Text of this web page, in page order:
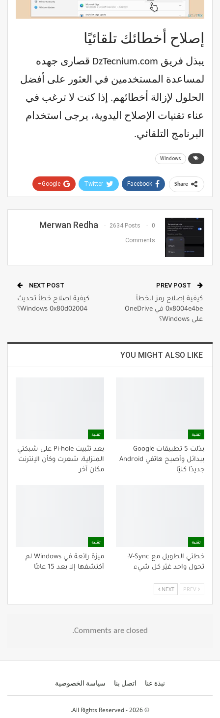
إصلاح أخطائك تلقائيًا
يبذل فريق DzTecnium.com قصارى جهده
لمساعدة المستخدمين في العثور على أفضل
الحلول لإزالة أخطائهم. إذا كنت لا ترغب في
عناء تقنيات الإصلاح اليدوية، يرجى استخدام
البرنامج التلقائي.
Windows
Share
Facebook
Twitter
Google+
Email
Merwan Redha 2634 Posts 0
Comments
كيفية إصلاح رمز الخطأ
0x8004e4be في OneDrive
على Windows؟
NEXT POST
كيفية إصلاح خطأ تحديث
Windows 0x80d02004؟
YOU MIGHT ALSO LIKE
تقنية
بدّلت 5 تطبيقات Google
ببدائل وأصبح هاتفي Android
جديدًا كليًا
تقنية
بعد تثبيت Pi-hole على شبكتي
المنزلية، شعرت وكأن الإنترنت
مكان آخر
تقنية
خطئي الطويل مع V-Sync:
تحول واحد غيّر كل شيء
تقنية
ميزة رائعة في Windows لم
أكتشفها إلا بعد 15 عامًا
NEXT
Comments are closed.
نبذة عنا اتصل بنا سياسة الخصوصية
© 2026 - All Rights Reserved.